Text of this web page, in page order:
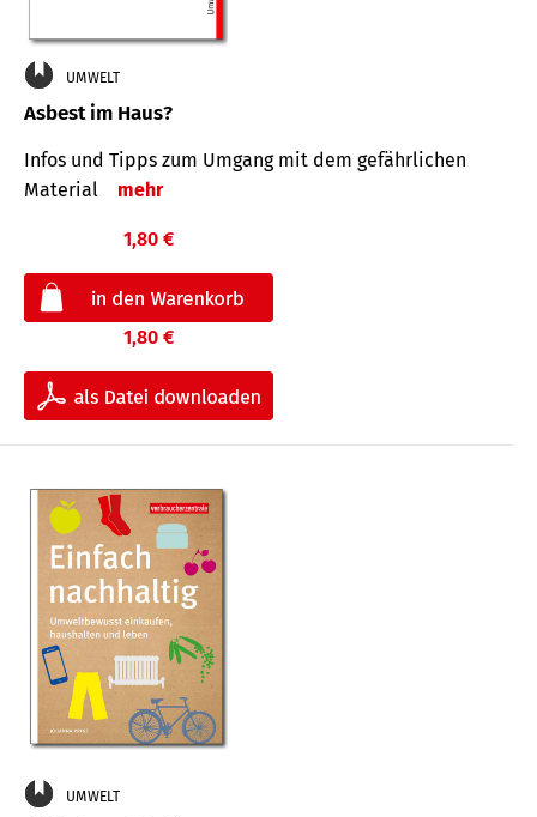
UMWELT
Asbest im Haus?
Infos und Tipps zum Um­gang mit dem ge­fähr­lichen
Mate­rial
mehr
1,80 €
1,80 €
UMWELT